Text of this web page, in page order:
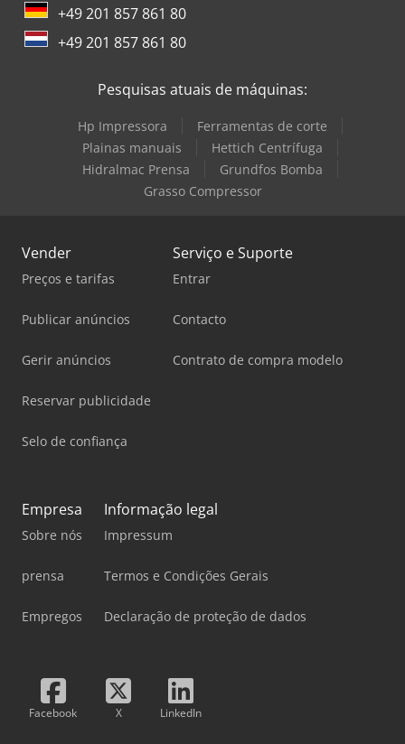
+49 201 857 861 80
+49 201 857 861 80
Pesquisas atuais de máquinas:
Hp Impressora
Ferramentas de corte
Plainas manuais
Hettich Centrífuga
Hidralmac Prensa
Grundfos Bomba
Grasso Compressor
Vender
Preços e tarifas
Publicar anúncios
Gerir anúncios
Reservar publicidade
Selo de confiança
Serviço e Suporte
Entrar
Contacto
Contrato de compra modelo
Empresa
Sobre nós
prensa
Empregos
Informação legal
Impressum
Termos e Condições Gerais
Declaração de proteção de dados
Facebook X LinkedIn